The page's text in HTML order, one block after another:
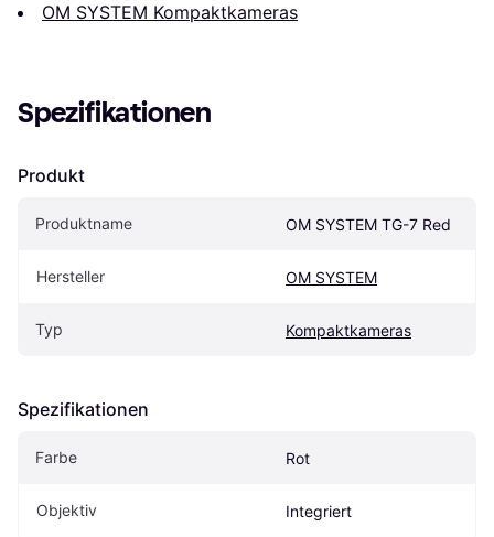
OM SYSTEM Kompaktkameras
Spezifikationen
Produkt
Produktname OM SYSTEM TG-7 Red
Hersteller OM SYSTEM
Typ Kompaktkameras
Spezifikationen
Farbe Rot
Objektiv Integriert